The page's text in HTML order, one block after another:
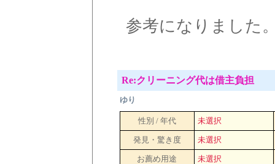
参考になりました
Re:クリーニング代は借主負担
ゆり
性別 / 年代 未選択
発見・驚き度 未選択
お薦め用途 未選択